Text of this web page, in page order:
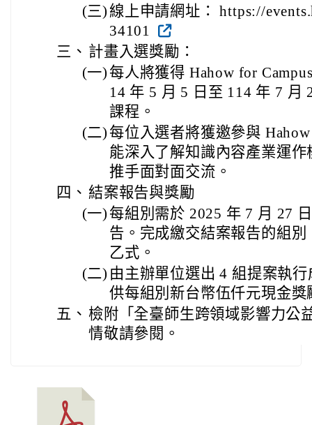
(三)線上申請網址： https://
34101
三、 計畫入選獎勵：
(一) 每人將獲得 Hahow for
14 年 5 月 5 日至 114 年 7 月
課程。
(二) 每位入選者將獲邀參與
能深入了解知識內容產業運
推手面對面交流。
四、 結案報告與獎勵
(一) 每組別需於 2025 年 7 月 27
告。完成繳交結案報告的組
乙式。
(二) 由主辦單位選出 4 組提案執
供每組別新台幣伍仟元現金獎
五、 檢附「全臺師生跨領域影響力公
情敬請參閱。